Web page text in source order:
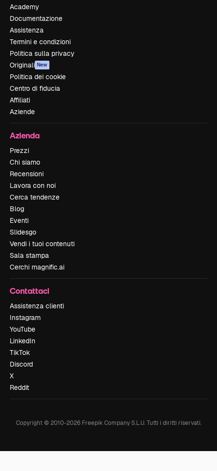
Academy
Documentazione
Assistenza
Termini e condizioni
Politica sulla privacy
Originali New
Politica dei cookie
Centro di fiducia
Affiliati
Aziende
Azienda
Prezzi
Chi siamo
Recensioni
Lavora con noi
Cerca tendenze
Blog
Eventi
Slidesgo
Vendi i tuoi contenuti
Sala stampa
Cerchi magnific.ai
Contattaci
Assistenza clienti
Instagram
YouTube
LinkedIn
TikTok
Discord
X
Reddit
Copyright © 2010-2026Freepik Company S.L.U. Tutti i diritti riservati.